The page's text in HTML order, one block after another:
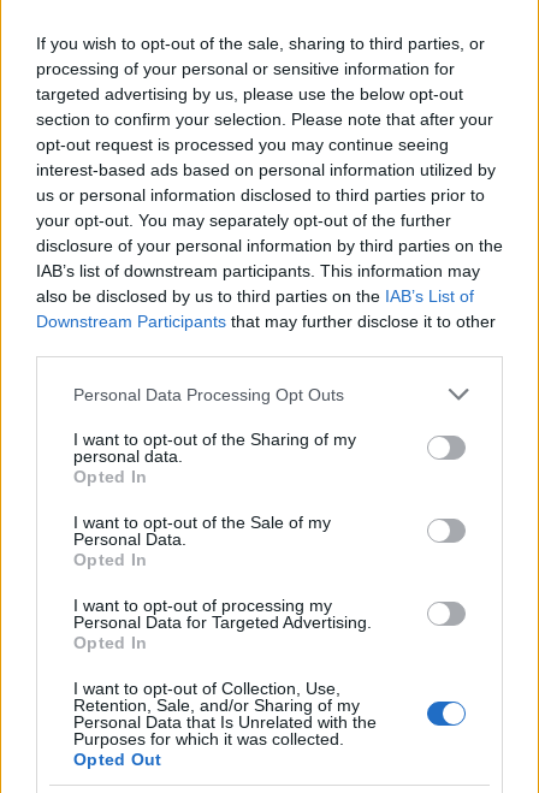
If you wish to opt-out of the sale, sharing to third parties, or
processing of your personal or sensitive information for
targeted advertising by us, please use the below opt-out
section to confirm your selection. Please note that after your
opt-out request is processed you may continue seeing
interest-based ads based on personal information utilized by
us or personal information disclosed to third parties prior to
your opt-out. You may separately opt-out of the further
disclosure of your personal information by third parties on the
IAB’s list of downstream participants. This information may
also be disclosed by us to third parties on the IAB’s List of
Downstream Participants that may further disclose it to other
Please note that this website/app uses one or more Google
not limited to your visit or usage behaviour. You may click to
grant or deny consent to Google and its third-party tags to
use your data for below specified purposes in below Google
consent section.
Personal Data Processing Opt Outs
I want to opt-out of the Sharing of my
personal data.
Opted In
I want to opt-out of the Sale of my
Personal Data.
Opted In
I want to opt-out of processing my
Personal Data for Targeted Advertising.
Opted In
I want to opt-out of Collection, Use,
Retention, Sale, and/or Sharing of my
Personal Data that Is Unrelated with the
Purposes for which it was collected.
Opted Out
επικίνδυνη οδήγηση από την οποία προκλήθηκε
ο θάνατος άλλων και η δεύτερη αφορά
ανθρωποκτονία εξ αμελείας κατά συρροή.
ΔΙΑΦΗΜΙΣΗ
Αν τα χάσατε
Συγκλονίζει ο αδερφός της